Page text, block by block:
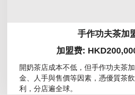
手作功夫茶加
加盟费:
開奶茶店成本不低，但手作功夫茶
金、人手與售價等因素，憑優質茶
利，分店遍全球。